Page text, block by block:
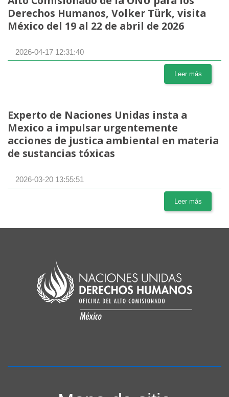
Derechos Humanos, Volker Türk, visita
México del 19 al 22 de abril de 2026
2026-04-17 12:31:40
Leer más
Experto de Naciones Unidas insta a
Mexico a impulsar urgentemente
acciones de justica ambiental en materia
de sustancias tóxicas
2026-03-20 13:55:51
Leer más